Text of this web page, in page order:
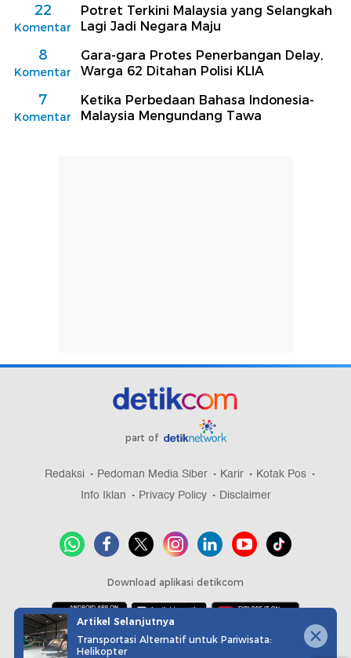
22
Komentar
Potret Terkini Malaysia yang Selangkah
Lagi Jadi Negara Maju
8
Komentar
Gara-gara Protes Penerbangan Delay,
Warga 62 Ditahan Polisi KLIA
7
Komentar
Ketika Perbedaan Bahasa Indonesia-
Malaysia Mengundang Tawa
part of
Redaksi Pedoman Media Siber Karir
Kotak Pos
Info Iklan
Privacy Policy Disclaimer
Download aplikasi detikcom
Copyright @ 2026 detikcom, All right reserved
Artikel Selanjutnya
Transportasi Alternatif untuk Pariwisata:
Helikopter